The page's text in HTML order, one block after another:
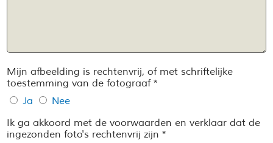
Mijn afbeelding is rechtenvrij, of met schriftelijke
toestemming van de fotograaf *
Ja
Nee
Ik ga akkoord met de voorwaarden en verklaar dat de
ingezonden foto's rechtenvrij zijn *